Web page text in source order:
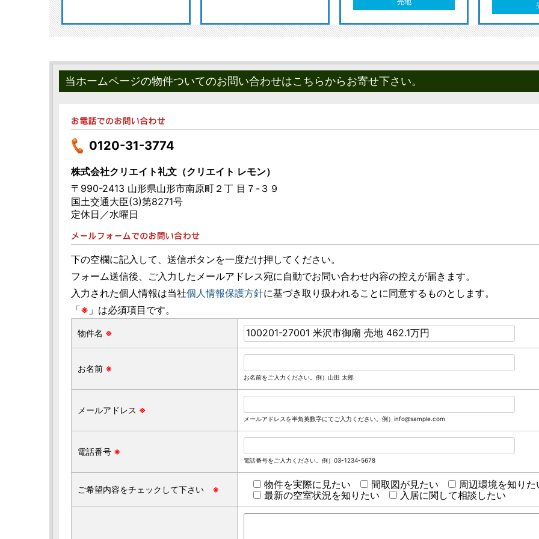
当ホームページの物件ついてのお問い合わせはこちらからお寄せ下さい。
0120-31-3774
株式会社クリエイト礼文（クリエイト レモン）
〒990-2413 山形県山形市南原町２丁 目７-３９
国土交通大臣(3)第8271号
定休日／水曜日
下の空欄に記入して、送信ボタンを一度だけ押してください。
フォーム送信後、ご入力したメールアドレス宛に自動でお問い合わせ内容の控えが届きます。
入力された個人情報は当社個人情報保護方針に基づき取り扱われることに同意するものとします。
「※ 」は必須項目です。
物件名 ※
お名前 ※
お名前をご入力ください。例）山田 太郎
メールアドレス ※
メールアドレスを半角英数字にてご入力ください。例）info@sample.com
電話番号 ※
電話番号をご入力ください。例）03-1234-5678
ご希望内容をチェックして下さい ※ 物件を実際に見たい 間取図が見たい
周辺環境を知りた
最新の空室状況を知りたい
入居に関して相談したい